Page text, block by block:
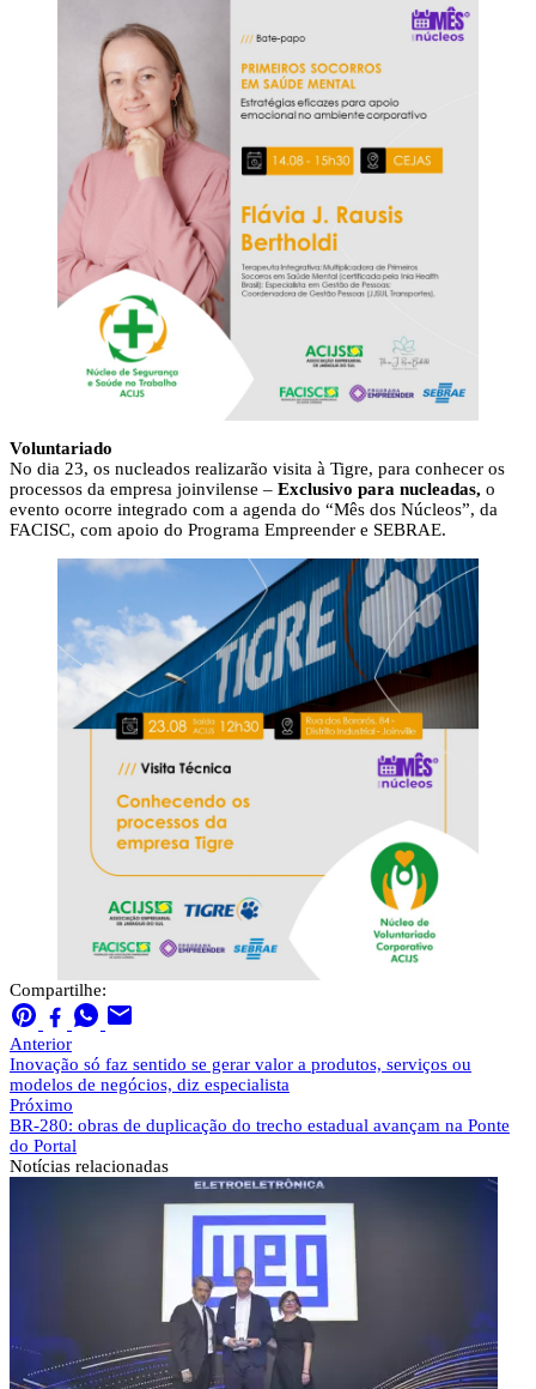
Voluntariado
No dia 23, os nucleados realizarão visita à Tigre, para conhecer os
processos da empresa joinvilense – Exclusivo para nucleadas, o
evento ocorre integrado com a agenda do “Mês dos Núcleos”, da
FACISC, com apoio do Programa Empreender e SEBRAE.
Compartilhe:
Anterior
Inovação só faz sentido se gerar valor a produtos, serviços ou
modelos de negócios, diz especialista
Próximo
BR-280: obras de duplicação do trecho estadual avançam na Ponte
do Portal
Notícias relacionadas